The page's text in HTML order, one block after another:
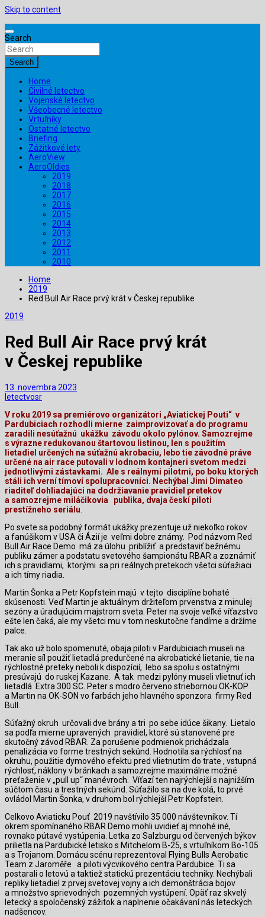
Skip to content
Search
Search
Home
Civilné letectvo
Vojenské letectvo
Všeobecné letectvo
Vrtuľníky
Ostatné letectvo
Briefing
Zážitkové lety
AeroView
AeroOldies
2019
2018
2017
2016
2015
2014
2013
2012
2011
2010
Home
2019
Red Bull Air Race prvý krát v Českej republike
2019
Red Bull Air Race prvý krát
v Českej republike
13. novembra 2023
letectvosr
V roku 2019 sa premiérovo organizátori „Aviatickej Pouti“ v
Pardubiciach rozhodli mierne zaimprovizovať a do programu
zaradili nesúťažnú ukážku závodu okolo pylónov. Samozrejme
s výrazne redukovanou štartovou listinou, len s použitím
lietadiel určených na súťažnú akrobaciu, lebo tie závodné práve
určené na air race putovali v lodnom kontajneri svetom medzi
jednotlivými zástavkami. Ale s reálnymi pilotmi, po boku ktorých
stáli ich verní tímoví spolupracovníci. Nechýbal Jimi Dimateo
riaditeľ dohliadajúci na dodržiavanie pravidiel pretekov
a samozrejme miláčikovia
publika, dvaja českí piloti
prestížneho seriálu
Po svete sa podobný formát ukážky prezentuje už niekoľko rokov
a fanúšikom v USA či Ázií je veľmi dobre známy. Pod názvom Red
Bull Air Race Demo má za úlohu priblížiť a predstaviť bežnému
publiku zámer a podstatu svetového šampionátu RBAR a zoznámiť
ich s pravidlami, ktorými sa pri reálnych pretekoch všetci súťažiaci
a ich tímy riadia.
Martin Šonka a Petr Kopfstein majú v tejto disciplíne bohaté
skúsenosti. Veď Martin je aktuálnym držiteľom prvenstva z minulej
sezóny a úradujúcim majstrom sveta. Peter na svoje veľké víťazstvo
ešte len čaká, ale my všetci mu v tom neskutočne fandíme a držíme
palce.
Tak ako už bolo spomenuté, obaja piloti v Pardubiciach museli na
meranie síl použiť lietadlá predurčené na akrobatické lietanie, tie na
rýchlostné preteky neboli k dispozícií, lebo sa spolu s ostatnými
presúvajú do ruskej Kazane. A tak medzi pylóny museli vlietnuť ich
lietadlá Extra 300 SC. Peter s modro červeno striebornou OK-KOP
a Martin na OK-SON vo farbách jeho hlavného sponzora firmy Red
Bull.
Súťažný okruh určovali dve brány a tri po sebe idúce šikany. Lietalo
sa podľa mierne upravených pravidiel, ktoré sú stanovené pre
skutočný závod RBAR. Za porušenie podmienok prichádzala
penalizácia vo forme trestných sekúnd. Hodnotila sa rýchlosť na
okruhu, použitie dymového efektu pred vlietnutím do trate , vstupná
rýchlosť, náklony v bránkach a samozrejme maximálne možné
preťaženie v „pull up“ manévroch.
Víťazí ten najrýchlejší s najnižším
súčtom času a trestných sekúnd. Súťažilo sa na dve kolá, to prvé
ovládol Martin Šonka, v druhom bol rýchlejší Petr Kopfstein.
Celkovo Aviaticku Pouť 2019 navštívilo 35 000 návštevníkov. Tí
okrem spomínaného RBAR Demo mohli uvidieť aj mnohé iné,
rovnako pútavé vystúpenia. Letka zo Salzburgu od červených býkov
prilietla na Pardubické letisko s Mitchelom B-25, s vrtuľníkom Bo-105
a s Trojanom. Domácu scénu reprezentoval Flying Bulls Aerobatic
Team z Jaroměře
a piloti výcvikového centra Pardubice. Ti sa
postarali o letovú a taktiež statickú prezentáciu techniky. Nechýbali
repliky lietadiel z prvej svetovej vojny a ich demonštrácia bojov
a množstvo sprievodných pozemných vystúpení. Opäť raz skvelý
letecký a spoločenský zážitok a naplnenie očakávaní nás leteckých
nadšencov.